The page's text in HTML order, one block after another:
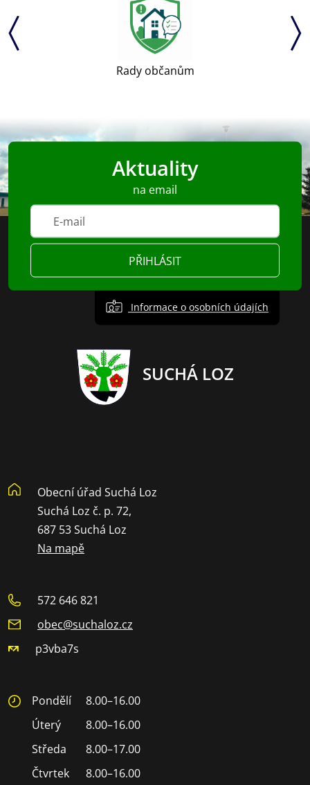
Rady občanům
Aktuality
na email
PŘIHLÁSIT
Informace o osobních údajích
SUCHÁ LOZ
Obecní úřad Suchá Loz
Suchá Loz č. p. 72,
687 53 Suchá Loz
Na mapě
572 646 821
obec@suchaloz.cz
p3vba7s
Pondělí
8.00–16.00
Úterý
8.00–16.00
Středa
8.00–17.00
Čtvrtek
8.00–16.00